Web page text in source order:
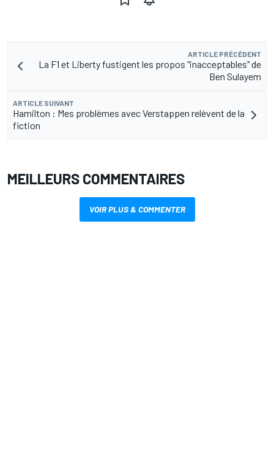
ARTICLE PRÉCÉDENT
La F1 et Liberty fustigent les propos "inacceptables" de
Ben Sulayem
ARTICLE SUIVANT
Hamilton : Mes problèmes avec Verstappen relèvent de la
fiction
MEILLEURS COMMENTAIRES
VOIR PLUS & COMMENTER